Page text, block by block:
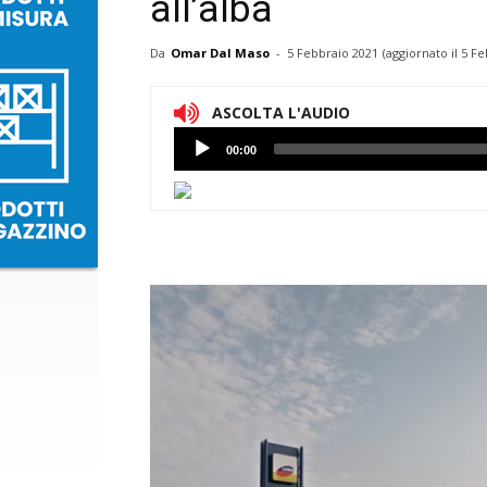
all’alba
Da Omar Dal Maso - 5 Febbraio 2021 (aggiornato il 5
ASCOLTA L'AUDIO
Lettore
Audio
00:00